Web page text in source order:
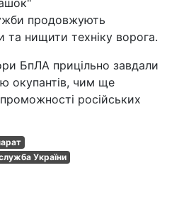
продовжують
та нищити техніку ворога.
БпЛА прицільно завдали
окупантів, чим ще
російських
України